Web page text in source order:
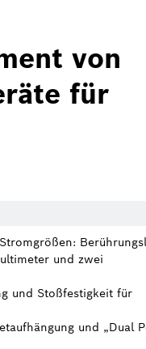
von
für
und zwei
und Stoßfestigkeit für
und „Dual